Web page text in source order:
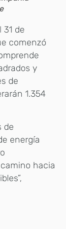
de
comenzó
y
de
1.354
de
energía
hacia